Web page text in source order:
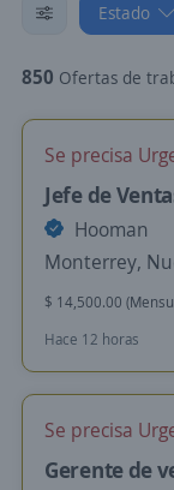
Estado
850 Ofertas de trabajo de
Se precisa
Jefe de
Hooman
Monterrey,
$ 14,500.00
Hace 12 horas
Se precisa
Gerente de